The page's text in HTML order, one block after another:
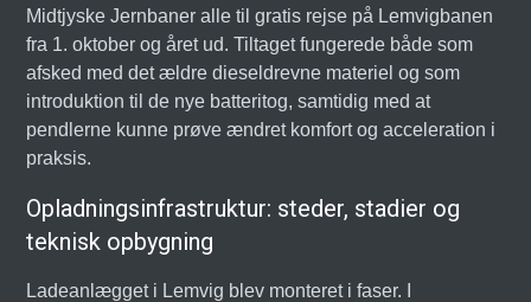
Midtjyske Jernbaner alle til gratis rejse på Lemvigbanen
fra 1. oktober og året ud. Tiltaget fungerede både som
afsked med det ældre dieseldrevne materiel og som
introduktion til de nye batteritog, samtidig med at
pendlerne kunne prøve ændret komfort og acceleration i
praksis.
Opladningsinfrastruktur: steder, stadier og
teknisk opbygning
Ladeanlægget i Lemvig blev monteret i faser. I